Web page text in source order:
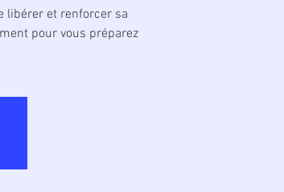
libérer et renforcer sa
pour vous préparez